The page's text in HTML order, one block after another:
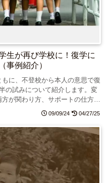
生が再び学校に！復学に
事例紹介）
に、不登校から本人の意思で復
の試みについて紹介します。変
が関わり方、サポートの仕方を
09/09/24 04/27/25